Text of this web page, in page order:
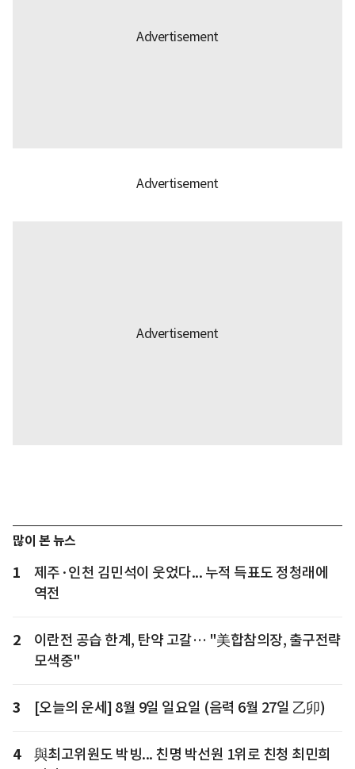
많이 본 뉴스
1
제주·인천 김민석이 웃었다... 누적 득표도 정청래에
역전
2
이란전 공습 한계, 탄약 고갈… "美합참의장, 출구전략
모색중"
3 [오늘의 운세] 8월 9일 일요일 (음력 6월 27일 乙卯)
4
與최고위원도 박빙... 친명 박선원 1위로 친청 최민희